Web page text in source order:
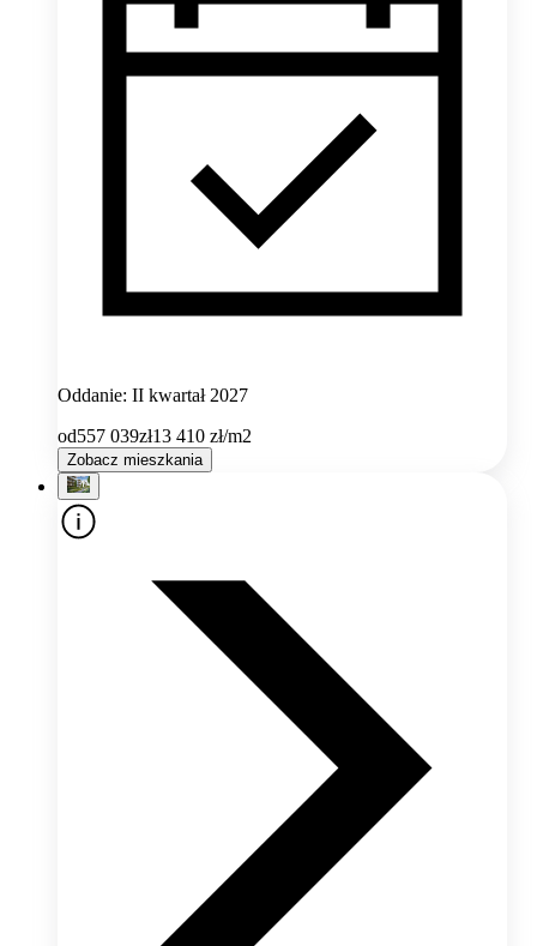
Oddanie: II kwartał 2027
od557 039zł13 410 zł/m2
Zobacz mieszkania